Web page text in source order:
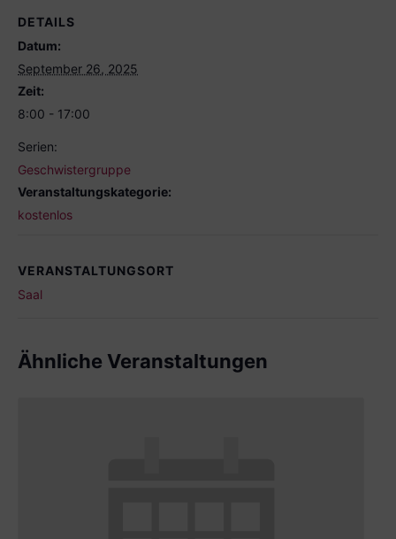
DETAILS
Datum:
September 26, 2025
Zeit:
8:00 - 17:00
Serien:
Geschwistergruppe
Veranstaltungskategorie:
kostenlos
VERANSTALTUNGSORT
Saal
Ähnliche Veranstaltungen